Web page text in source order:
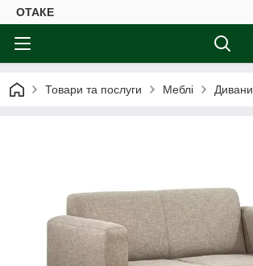
ОТАКЕ
Товари та послуги Меблі Дивани